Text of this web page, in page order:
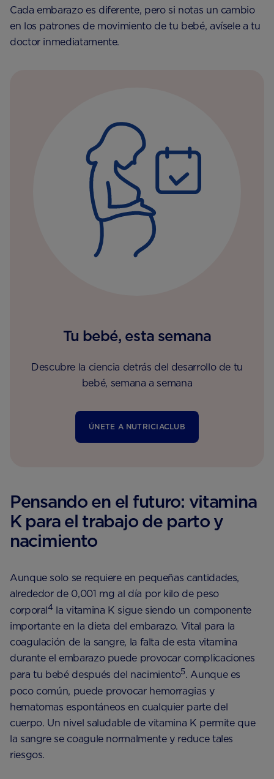
Cada embarazo es diferente, pero si notas un cambio
en los patrones de movimiento de tu bebé, avísele a tu
doctor inmediatamente.
Tu bebé, esta semana
Descubre la ciencia detrás del desarrollo de tu
bebé, semana a semana
ÚNETE A NUTRICIACLUB
Pensando en el futuro: vitamina
K para el trabajo de parto y
nacimiento
Aunque solo se requiere en pequeñas cantidades,
alrededor de 0,001 mg al día por kilo de peso
corporal4la vitamina K sigue siendo un componente
importante en la dieta del embarazo. Vital para la
coagulación de la sangre, la falta de esta vitamina
durante el embarazo puede provocar complicaciones
para tu bebé después del nacimiento5. Aunque es
poco común, puede provocar hemorragias y
hematomas espontáneos en cualquier parte del
cuerpo. Un nivel saludable de vitamina K permite que
la sangre se coagule normalmente y reduce tales
riesgos.